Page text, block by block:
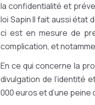
la confidentialité et
loi Sapin II fait aussi état
ci est en mesure de
complication, et
En ce qui concerne la
divulgation de l’identité
000 euros et d’une peine